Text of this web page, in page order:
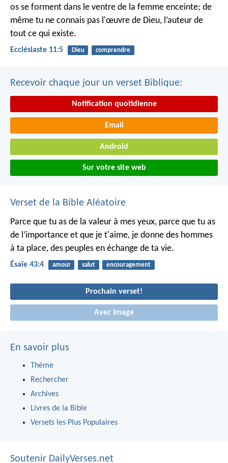
os se forment dans le ventre de la femme enceinte; de
même tu ne connais pas l'œuvre de Dieu, l’auteur de
tout ce qui existe.
Ecclésiaste 11:5 Dieu comprendre
Recevoir chaque jour un verset Biblique:
Notification quotidienne
Email
Android
Sur votre site web
Verset de la Bible Aléatoire
Parce que tu as de la valeur à mes yeux, parce que tu as
de l’importance et que je t'aime, je donne des hommes
à ta place, des peuples en échange de ta vie.
Ésaïe 43:4 amour salut encouragement
Prochain verset!
Avec Image
En savoir plus
Thème
Rechercher
Archives
Livres de la Bible
Versets les Plus Populaires
Soutenir DailyVerses.net